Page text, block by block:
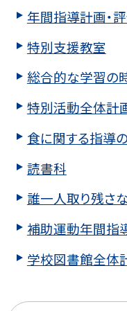
年間指導計画・
特別支援教室
総合的な学習の
特別活動全体計
食に関する指導
読書科
誰一人取り残さ
補助運動年間指
学校図書館全体